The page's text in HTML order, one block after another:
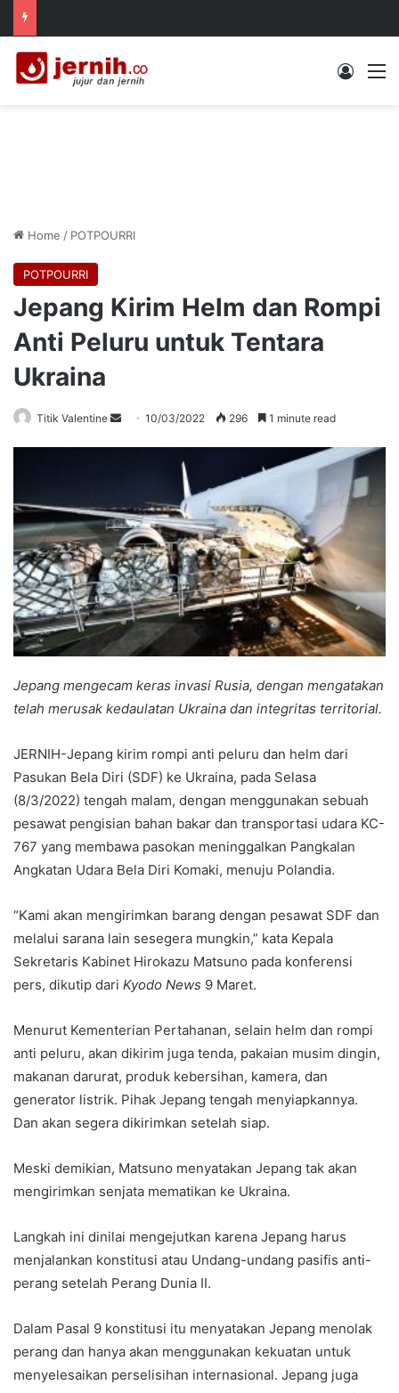
Log In
Home / POTPOURRI
POTPOURRI
Jepang Kirim Helm dan Rompi
Anti Peluru untuk Tentara
Ukraina
Titik Valentine
Send10/03/2022 296 1 minute read
Jepang mengecam keras invasi Rusia, dengan mengatakan
telah merusak kedaulatan Ukraina dan integritas territorial.
JERNIH-Jepang kirim rompi anti peluru dan helm dari
Pasukan Bela Diri (SDF) ke Ukraina, pada Selasa
(8/3/2022) tengah malam, dengan menggunakan sebuah
pesawat pengisian bahan bakar dan transportasi udara KC-
767 yang membawa pasokan meninggalkan Pangkalan
Angkatan Udara Bela Diri Komaki, menuju Polandia.
“Kami akan mengirimkan barang dengan pesawat SDF dan
melalui sarana lain sesegera mungkin,” kata Kepala
Sekretaris Kabinet Hirokazu Matsuno pada konferensi
pers, dikutip dari Kyodo News 9 Maret.
Menurut Kementerian Pertahanan, selain helm dan rompi
anti peluru, akan dikirim juga tenda, pakaian musim dingin,
makanan darurat, produk kebersihan, kamera, dan
generator listrik. Pihak Jepang tengah menyiapkannya.
Dan akan segera dikirimkan setelah siap.
Meski demikian, Matsuno menyatakan Jepang tak akan
mengirimkan senjata mematikan ke Ukraina.
Langkah ini dinilai mengejutkan karena Jepang harus
menjalankan konstitusi atau Undang-undang pasifis anti-
perang setelah Perang Dunia II.
Dalam Pasal 9 konstitusi itu menyatakan Jepang menolak
perang dan hanya akan menggunakan kekuatan untuk
menyelesaikan perselisihan internasional. Jepang juga